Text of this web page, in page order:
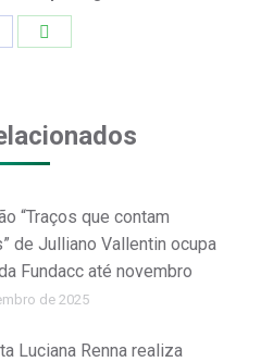
“Traços que contam
de Julliano Vallentin ocupa
Fundacc até novembro
de 2025
Luciana Renna realiza